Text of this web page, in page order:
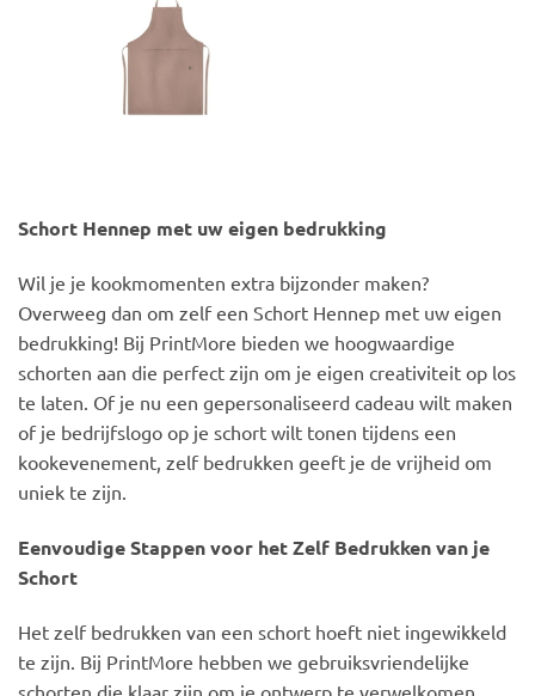
Schort Hennep met uw eigen bedrukking
Wil je je kookmomenten extra bijzonder maken?
Overweeg dan om zelf een Schort Hennep met uw eigen
bedrukking! Bij PrintMore bieden we hoogwaardige
schorten aan die perfect zijn om je eigen creativiteit op los
te laten. Of je nu een gepersonaliseerd cadeau wilt maken
of je bedrijfslogo op je schort wilt tonen tijdens een
kookevenement, zelf bedrukken geeft je de vrijheid om
uniek te zijn.
Eenvoudige Stappen voor het Zelf Bedrukken van je
Schort
Het zelf bedrukken van een schort hoeft niet ingewikkeld
te zijn. Bij PrintMore hebben we gebruiksvriendelijke
schorten die klaar zijn om je ontwerp te verwelkomen.